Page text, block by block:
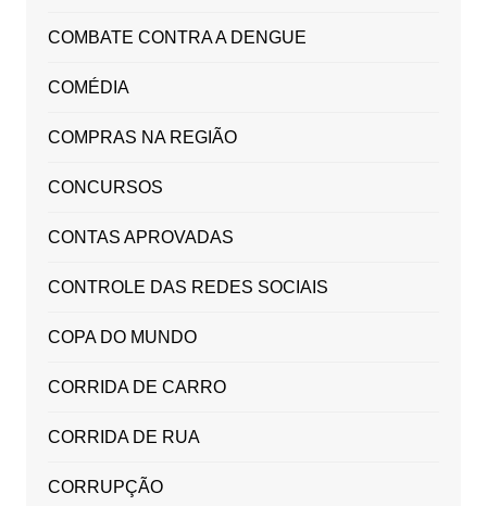
COMBATE CONTRA A DENGUE
COMÉDIA
COMPRAS NA REGIÃO
CONCURSOS
CONTAS APROVADAS
CONTROLE DAS REDES SOCIAIS
COPA DO MUNDO
CORRIDA DE CARRO
CORRIDA DE RUA
CORRUPÇÃO